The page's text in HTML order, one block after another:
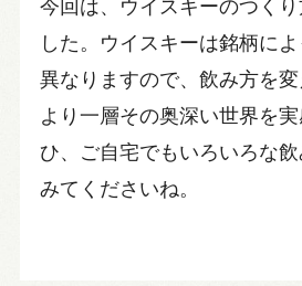
今回は、ウイスキーのつく
した。ウイスキーは銘柄に
異なりますので、飲み方を変
より一層その奥深い世界を
ひ、ご自宅でもいろいろな
みてくださいね。